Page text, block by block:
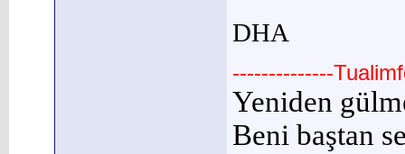
DHA
--------------
Yeniden
Beni baştan